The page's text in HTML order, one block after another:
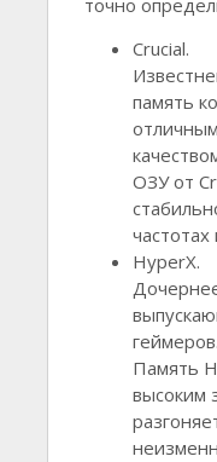
Crucial.
память
ОЗУ от
HyperX.
геймеров.
Память
высоким